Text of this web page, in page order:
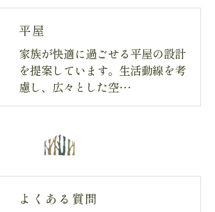
平屋
家族が快適に過ごせる平屋の設計
を提案しています。生活動線を考
慮し、広々とした空…
よくある質問